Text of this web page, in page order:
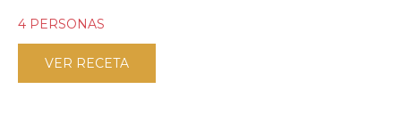
4 PERSONAS
VER RECETA